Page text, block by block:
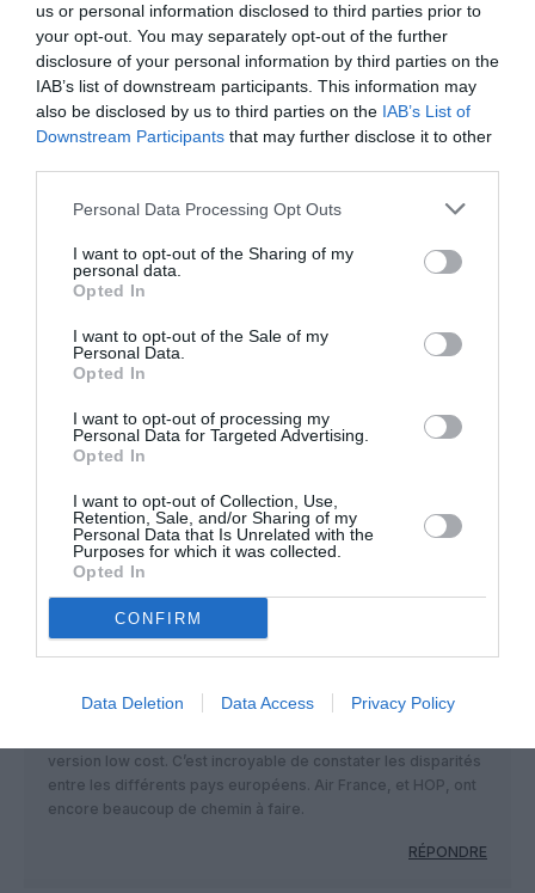
us or personal information disclosed to third parties prior to
your opt-out. You may separately opt-out of the further
disclosure of your personal information by third parties on the
IAB’s list of downstream participants. This information may
also be disclosed by us to third parties on the IAB’s List of
Downstream Participants that may further disclose it to other
Personal Data Processing Opt Outs
I want to opt-out of the Sharing of my
personal data.
Opted In
I want to opt-out of the Sale of my
Personal Data.
Opted In
I want to opt-out of processing my
Personal Data for Targeted Advertising.
Opted In
I want to opt-out of Collection, Use,
Retention, Sale, and/or Sharing of my
Personal Data that Is Unrelated with the
Purposes for which it was collected.
Opted In
CONFIRM
Data Deletion Data Access Privacy Policy
elle dessert Amsterdam-Schiphol, le hub de KLM, avec 3
vols quotidiens. Ce hub «vient compléter l’offre d’ouverture
de Marseille vers le monde entier».
Vous avez apprécié l’article ?
Soutenez-nous, faites un don !
PARTAGER L'ARTICLE
FacebookTwitterPinterestLinkedInEmail Print
COMMENTAIRE(S)
Tematisa commenté :
10 mai 2017 - 8 h 22 min
version low cost. C’est incroyable de constater les disparités
entre les différents pays européens. Air France, et HOP, ont
encore beaucoup de chemin à faire.
RÉPONDRE